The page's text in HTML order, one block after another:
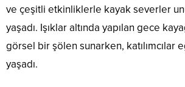
ve çeşitli etkinliklerle kayak severler
yaşadı. Işıklar altında yapılan gece
görsel bir şölen sunarken, katılımcılar
yaşadı.